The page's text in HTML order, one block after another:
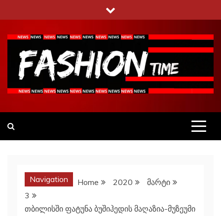
to
content
Navigation Home 2020
მარტი
3
თბილისში ფატუნა ბუშიჰედის მაღაზია-მუზეუმი